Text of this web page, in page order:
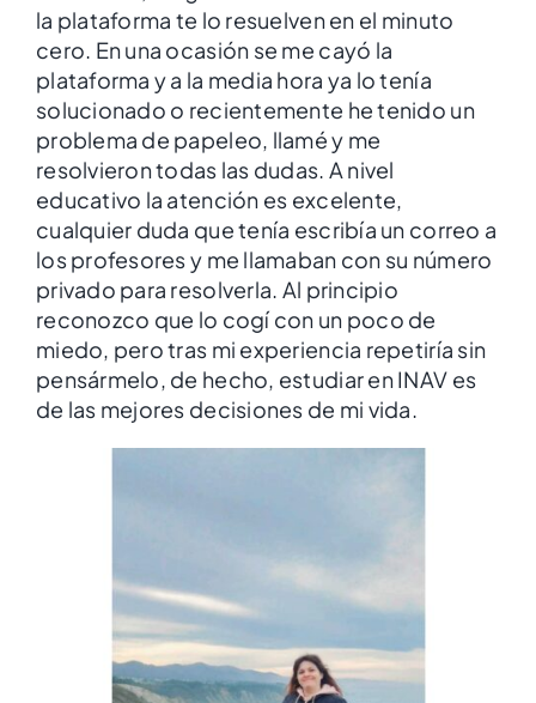
la plataforma te lo resuelven en el minuto
cero. En una ocasión se me cayó la
plataforma y a la media hora ya lo tenía
solucionado o recientemente he tenido un
problema de papeleo, llamé y me
resolvieron todas las dudas. A nivel
educativo la atención es excelente,
cualquier duda que tenía escribía un correo a
los profesores y me llamaban con su número
privado para resolverla. Al principio
reconozco que lo cogí con un poco de
miedo, pero tras mi experiencia repetiría sin
pensármelo, de hecho, estudiar en INAV es
de las mejores decisiones de mi vida.